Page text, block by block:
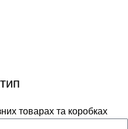
товарах та коробках